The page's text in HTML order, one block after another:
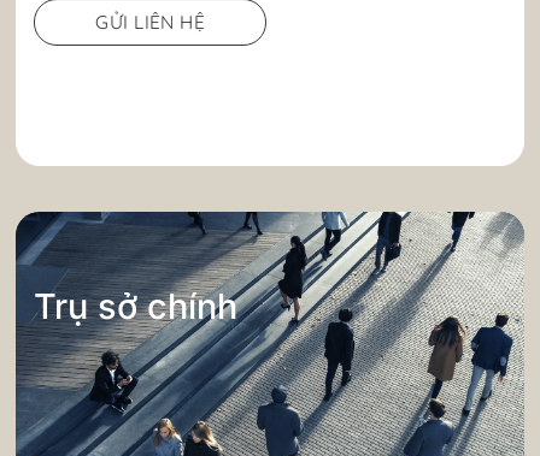
Trụ sở chính